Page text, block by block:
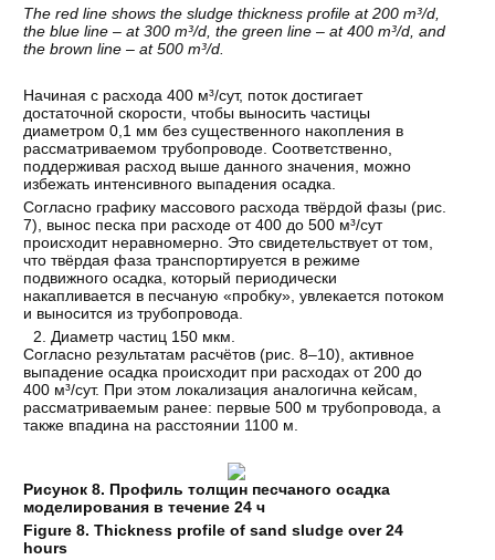
The red line shows the sludge thickness profile at 200 m³/d,
the blue line – at 300 m³/d, the green line – at 400 m³/d, and
the brown line – at 500 m³/d.
Начиная с расхода 400 м³/сут, поток достигает
достаточной скорости, чтобы выносить частицы
диаметром 0,1 мм без существенного накопления в
рассматриваемом трубопроводе. Соответственно,
поддерживая расход выше данного значения, можно
избежать интенсивного выпадения осадка.
Согласно графику массового расхода твёрдой фазы (рис.
7), вынос песка при расходе от 400 до 500 м³/сут
происходит неравномерно. Это свидетельствует от том,
что твёрдая фаза транспортируется в режиме
подвижного осадка, который периодически
накапливается в песчаную «пробку», увлекается потоком
и выносится из трубопровода.
Диаметр частиц 150 мкм.
Согласно результатам расчётов (рис. 8–10), активное
выпадение осадка происходит при расходах от 200 до
400 м³/сут. При этом локализация аналогична кейсам,
рассматриваемым ранее: первые 500 м трубопровода, а
также впадина на расстоянии 1100 м.
Рисунок 8. Профиль толщин песчаного осадка
моделирования в течение 24 ч
Figure 8. Thickness profile of sand sludge over 24
hours